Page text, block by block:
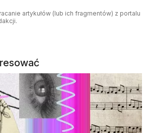
artykułów (lub ich fragmentów) z portalu